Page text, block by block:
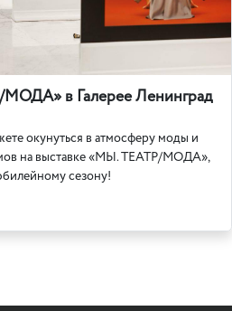
в Галерее Ленинград
окунуться в атмосферу моды и
на выставке «МЫ. ТЕАТР/МОДА»,
сезону!